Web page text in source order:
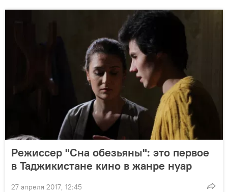
Режиссер "Сна обезьяны": это первое
в Таджикистане кино в жанре нуар
27 апреля 2017, 12:45